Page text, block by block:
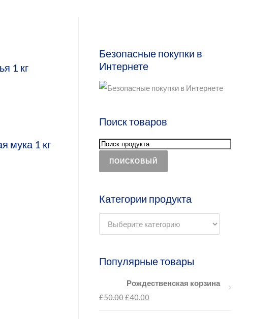
1 кг
мука 1 кг
Безопасные покупки в
Интернете
Поиск товаров
ПОИСКОВЫЙ
Категории продукта
Популярные товары
Рождественская корзина
£50.00£40.00